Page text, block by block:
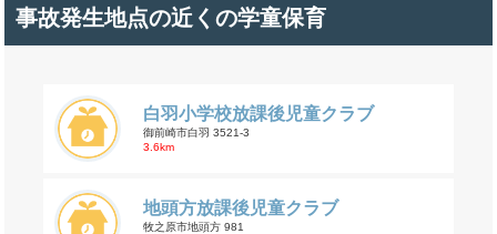
事故発生地点の近くの学童保育
白羽小学校放課後児童クラブ
御前崎市白羽 3521-3
3.6km
地頭方放課後児童クラブ
牧之原市地頭方 981